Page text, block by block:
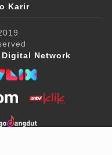
Karir
Digital Network